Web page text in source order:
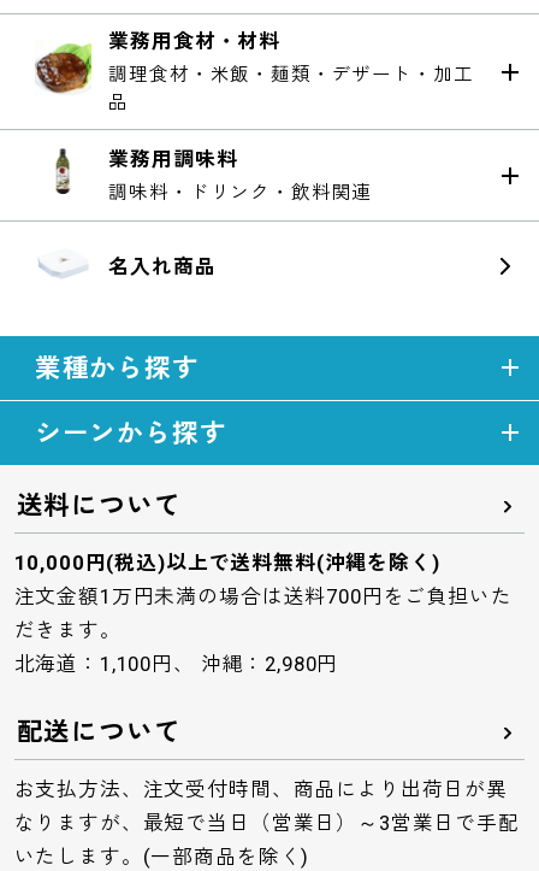
業務用食材・材料
調理食材・米飯・麺類・デザート・加工
品
業務用調味料
調味料・ドリンク・飲料関連
名入れ商品
業種から探す
シーンから探す
送料について
10,000円(税込)以上で送料無料(沖縄を除く)
注文金額1万円未満の場合は送料700円をご負担いた
だきます。
北海道：1,100円、 沖縄：2,980円
配送について
お支払方法、注文受付時間、商品により出荷日が異
なりますが、最短で当日（営業日）～3営業日で手配
いたします。(一部商品を除く)